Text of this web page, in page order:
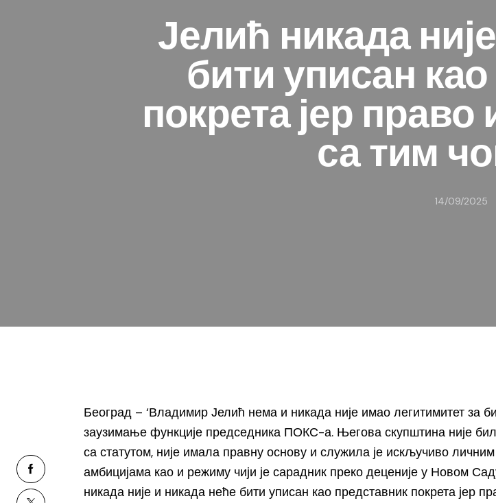
Јелић никада
бити уписан
покрета јер
са тим
14/09/2025
Београд – ‘Владимир Јелић нема и никада није имао легитимитет за
заузимање функције председника ПОКС-а. Његова скупштина није
са статутом, није имала правну основу и служила је искључиво личним
амбицијама као и режиму чији је сарадник преко деценије у Новом
никада није и никада неће бити уписан као представник покрета јер